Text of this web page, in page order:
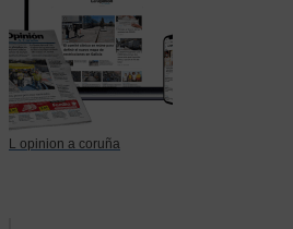
L opinion a coruña